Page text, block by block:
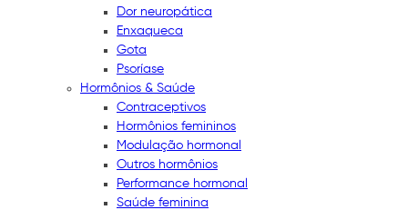
Dor neuropática
Enxaqueca
Gota
Psoríase
Hormônios & Saúde
Contraceptivos
Hormônios femininos
Modulação hormonal
Outros hormônios
Performance hormonal
Saúde feminina